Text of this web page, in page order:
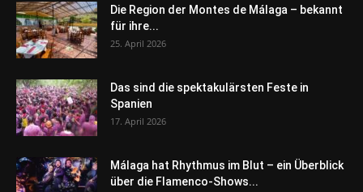
Die Region der Montes de Málaga – bekannt
für ihre...
25. April 2026
Das sind die spektakulärsten Feste in
Spanien
17. April 2026
Málaga hat Rhythmus im Blut – ein Überblick
über die Flamenco-Shows...